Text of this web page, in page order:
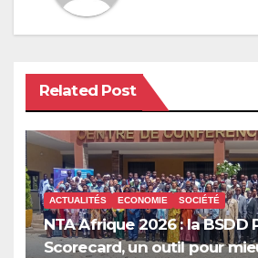
Related Post
ACTUALITÉS ECONOMIE SOCIÉTÉ
NTA Afrique 2026 : la BSDD
Scorecard, un outil pour